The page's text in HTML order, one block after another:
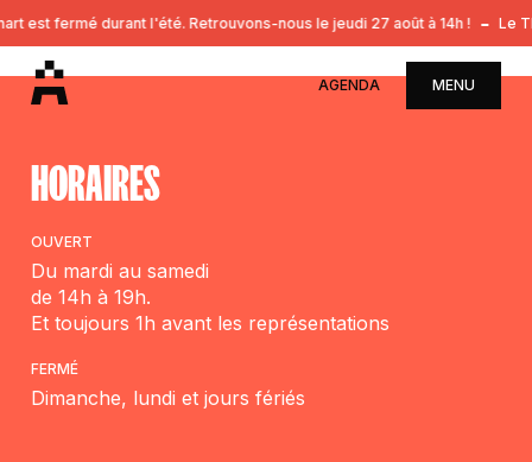
est fermé durant l'été. Retrouvons-nous le jeudi 27 août à 14h ! Le
AGENDA MENU
HORAIRES
OUVERT
Du mardi au samedi
de 14h à 19h.
Et toujours 1h avant les représentations
FERMÉ
Dimanche, lundi et jours fériés